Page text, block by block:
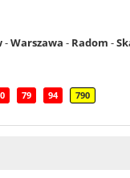
-Warszawa - Radom -
79 94 790